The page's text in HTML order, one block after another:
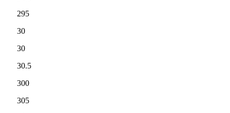
295
30
30
30.5
300
305